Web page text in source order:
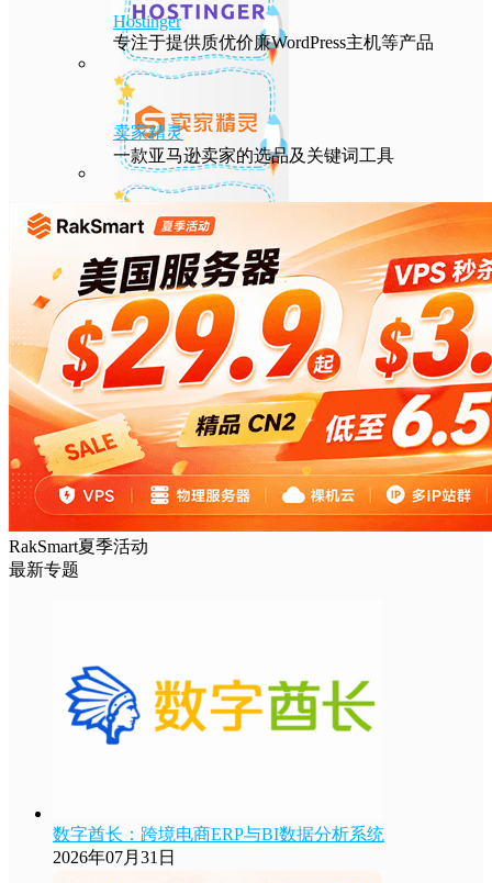
Hostinger
专注于提供质优价廉WordPress主机等产品
卖家精灵
一款亚马逊卖家的选品及关键词工具
性能出众的高性价比美国主机，年付六折
DMIT
专注于高品质线路的VPS云服务器
RakSmart夏季活动
最新专题
数字酋长：跨境电商ERP与BI数据分析系统
2026年07月31日